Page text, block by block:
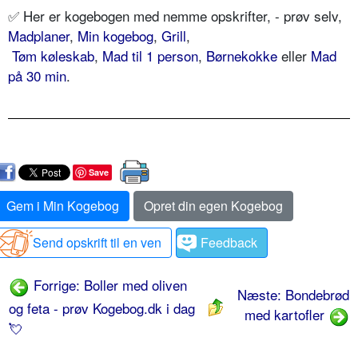
✅ Her er kogebogen med nemme opskrifter, - prøv selv,
Madplaner, Min kogebog, Grill,
Tøm køleskab, Mad til 1 person, Børnekokke eller Mad
på 30 min.
Save
Gem i Min Kogebog
Opret din egen Kogebog
Send opskrift til en ven
Feedback
Forrige: Boller med oliven
og feta - prøv Kogebog.dk i dag
💘
Næste: Bondebrød
med kartofler